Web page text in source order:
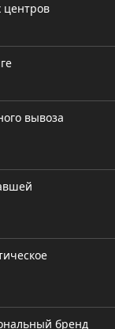
центров
вывоза
бренд